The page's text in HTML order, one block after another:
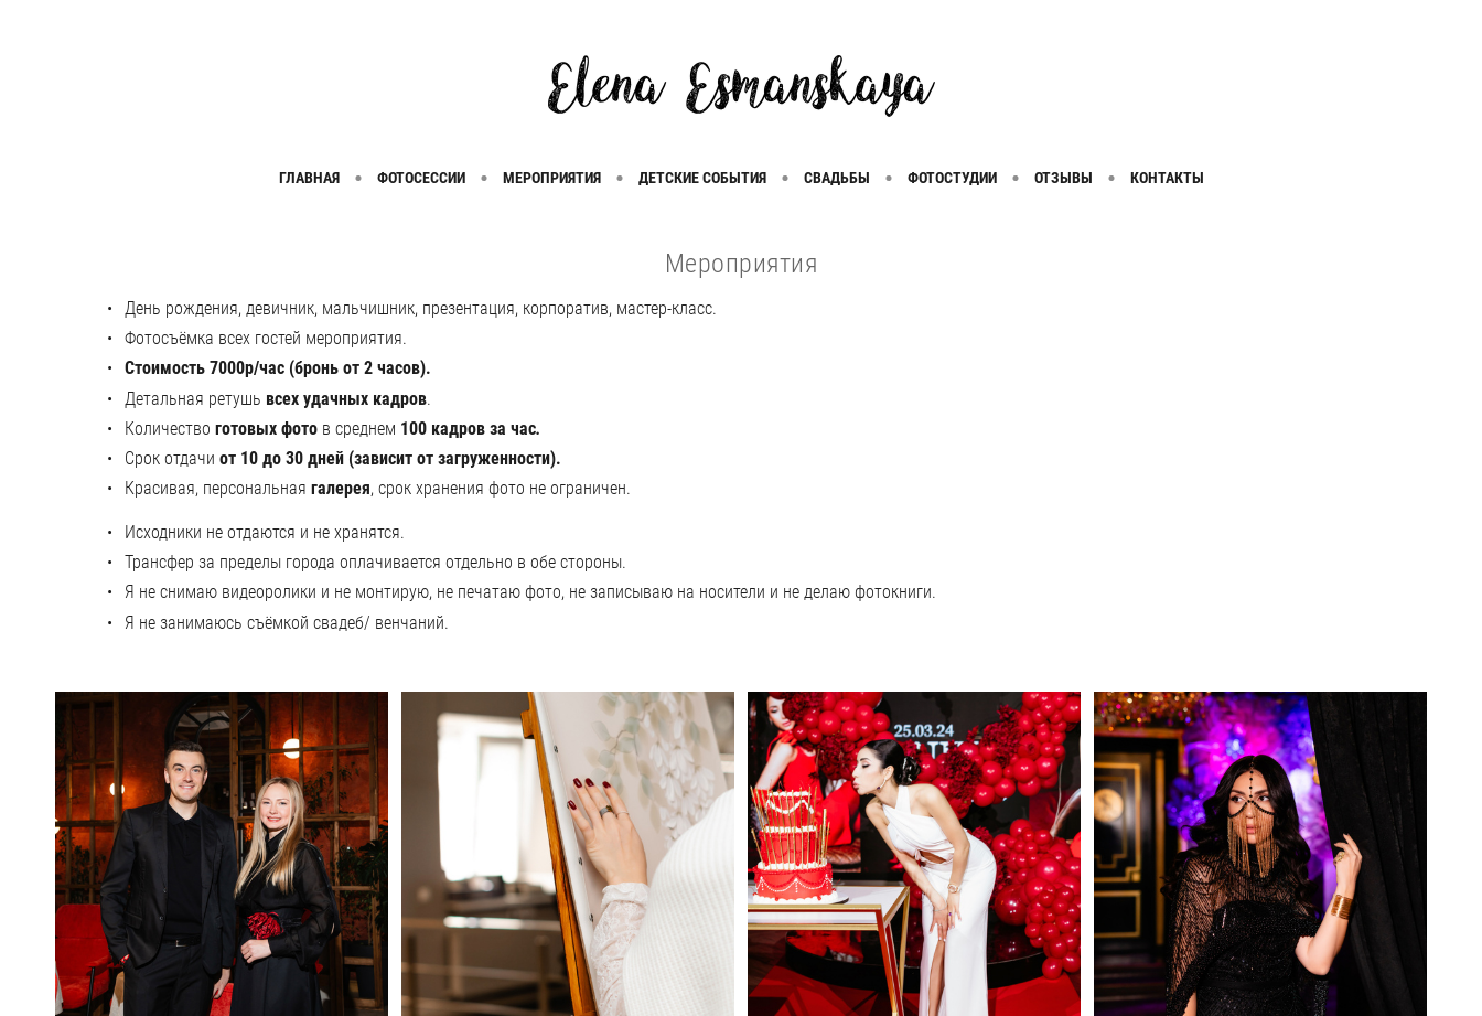
ГЛАВНАЯ ФОТОСЕССИИ МЕРОПРИЯТИЯ ДЕТСКИЕ СОБЫТИЯ СВАДЬБЫ ФОТОСТУДИИ ОТЗЫВЫ КОНТАКТЫ
Мероприятия
День рождения, девичник, мальчишник, презентация, корпоратив, мастер-класс.
Фотосъёмка всех гостей мероприятия.
Стоимость 7000р/час (бронь от 2 часов).
Детальная ретушь всех удачных кадров.
Количество готовых фото в среднем 100 кадров за час.
Срок отдачи от 10 до 30 дней (зависит от загруженности).
Красивая, персональная галерея, срок хранения фото не ограничен.
Исходники не отдаются и не хранятся.
Трансфер за пределы города оплачивается отдельно в обе стороны.
Я не снимаю видеоролики и не монтирую, не печатаю фото, не записываю на носители и не делаю фотокниги.
Я не занимаюсь съёмкой свадеб/ венчаний.